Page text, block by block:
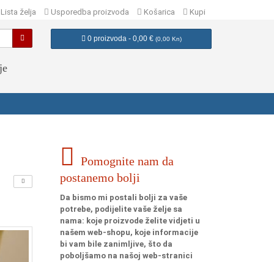
Lista želja Usporedba proizvoda Košarica Kupi
0 proizvoda - 0,00 € (0,00 Kn)
Pomognite nam da
postanemo bolji
Da bismo mi postali bolji za vaše
potrebe, podijelite vaše želje sa
nama: koje proizvode želite vidjeti u
našem web-shopu, koje informacije
bi vam bile zanimljive, što da
poboljšamo na našoj web-stranici